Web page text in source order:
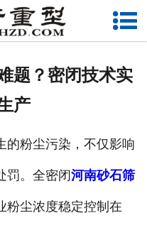
网站首页
联系我们
题？密闭技术实
产
的粉尘污染，不仅影响
罚。全密闭河南砂石筛
粉尘浓度稳定控制在